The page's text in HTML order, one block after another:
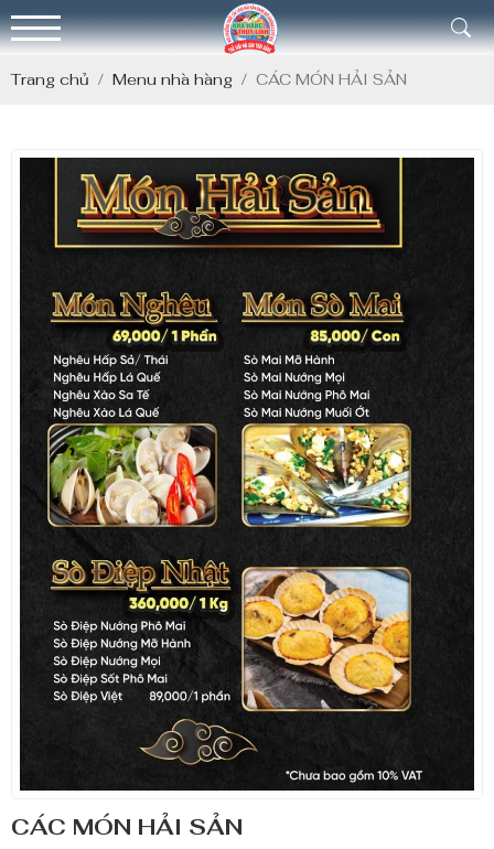
Trang chủ Menu nhà hàng CÁC MÓN HẢI SẢN
CÁC MÓN HẢI SẢN